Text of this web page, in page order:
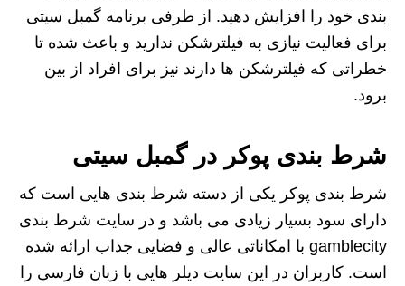
بندی خود را افزایش دهید. از طرفی برنامه گمبل سیتی
برای فعالیت نیازی به فیلترشکن ندارید و باعث شده تا
خطراتی که فیلترشکن ها دارند نیز برای افراد از بین
برود.
شرط بندی پوکر در گمبل سیتی
شرط بندی پوکر یکی از دسته شرط بندی هایی است که
دارای سود بسیار زیادی می باشد و در سایت شرط بندی
gamblecity با امکاناتی عالی و فضایی جذاب ارائه شده
است. کاربران در این سایت دیلر هایی با زبان فارسی را